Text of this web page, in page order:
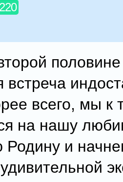
встреча
всего, мы к
на нашу
и